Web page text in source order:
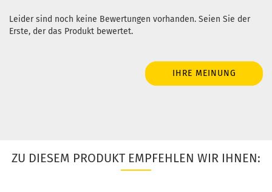
Leider sind noch keine Bewertungen vorhanden. Seien Sie der
Erste, der das Produkt bewertet.
IHRE MEINUNG
ZU DIESEM PRODUKT EMPFEHLEN WIR IHNEN: